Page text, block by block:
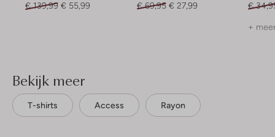
€ 139,99 € 55,99
€ 69,95 € 27,99
€
+
Bekijk meer
T-shirts Access Rayon